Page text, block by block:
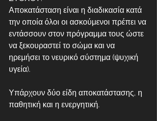
Αποκατάσταση είναι η διαδικασία κατά
την οποία όλοι οι ασκούμενοι πρέπει να
εντάσσουν στον πρόγραμμα τους ώστε
να ξεκουραστεί το σώμα και να
ηρεμήσει το νευρικό σύστημα (ψυχική
υγεία).
Υπάρχουν δύο είδη αποκατάστασης, η
παθητική και η ενεργητική.